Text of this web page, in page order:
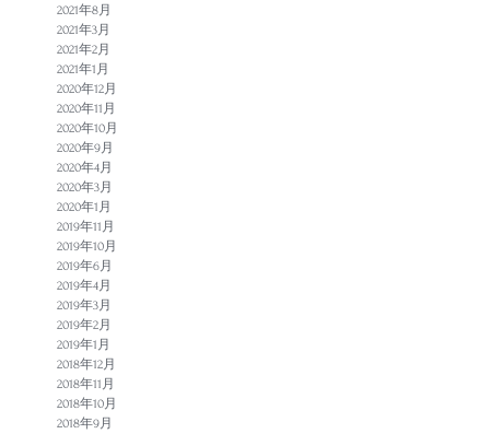
2021年8月
2021年3月
2021年2月
2021年1月
2020年12月
2020年11月
2020年10月
2020年9月
2020年4月
2020年3月
2020年1月
2019年11月
2019年10月
2019年6月
2019年4月
2019年3月
2019年2月
2019年1月
2018年12月
2018年11月
2018年10月
2018年9月